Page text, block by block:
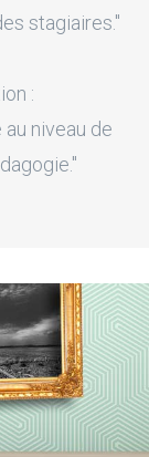
stagiaires."
:
niveau de